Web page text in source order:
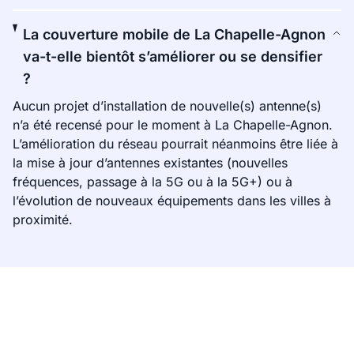
La couverture mobile de La Chapelle-Agnon
va-t-elle bientôt s’améliorer ou se densifier
?
Aucun projet d’installation de nouvelle(s) antenne(s)
n’a été recensé pour le moment à La Chapelle-Agnon.
L’amélioration du réseau pourrait néanmoins être liée à
la mise à jour d’antennes existantes (nouvelles
fréquences, passage à la 5G ou à la 5G+) ou à
l’évolution de nouveaux équipements dans les villes à
proximité.